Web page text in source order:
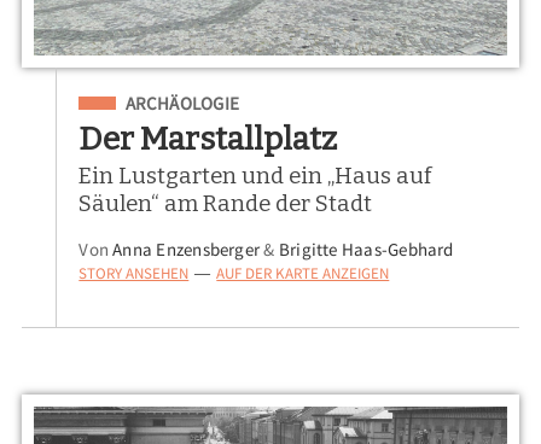
Eingeordnet unter
ARCHÄOLOGIE
Der Marstallplatz
Ein Lustgarten und ein „Haus auf
Säulen“ am Rande der Stadt
VonAnna Enzensberger& Brigitte Haas-Gebhard
STORY ANSEHEN — AUF DER KARTE ANZEIGEN